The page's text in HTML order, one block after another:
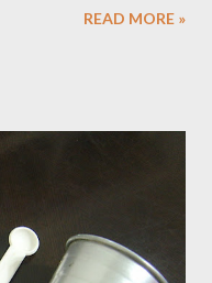
。馬鈴薯以含有大量茄
得明顯。由於光線同時
長與光線曝曬環境，都可
每100公克馬鈴薯含2~15
環境下生長，木不子不是
READ MORE »